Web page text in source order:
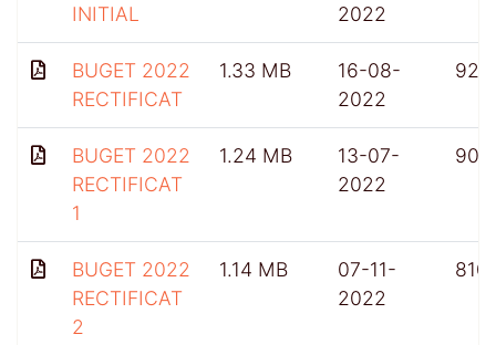
INITIAL
2022
BUGET 2022
RECTIFICAT
1.33 MB
16-08-
2022
925
BUGET 2022
RECTIFICAT
1
1.24 MB
13-07-
2022
904
BUGET 2022
RECTIFICAT
2
1.14 MB
07-11-
2022
810